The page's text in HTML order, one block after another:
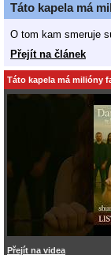
Táto kapela má
O tom kam smeruje
Přejít na článek
Táto kapela má milióny
Přejít na videa